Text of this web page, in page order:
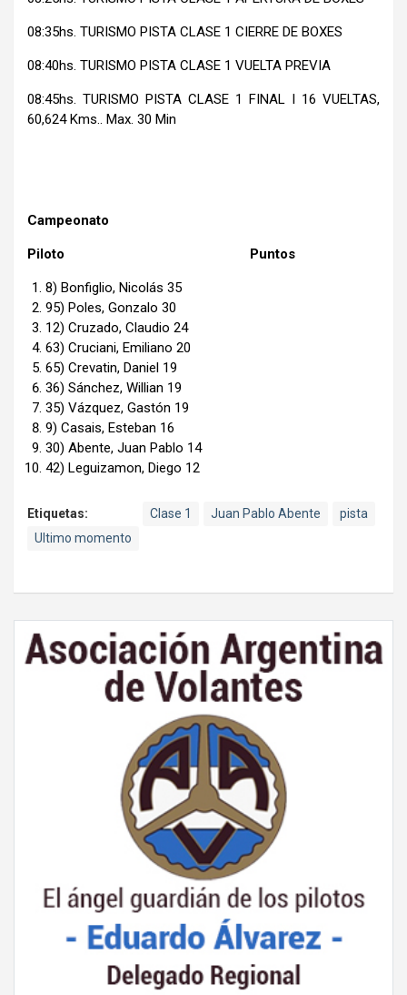
08:35hs. TURISMO PISTA CLASE 1 CIERRE DE BOXES
08:40hs. TURISMO PISTA CLASE 1 VUELTA PREVIA
08:45hs. TURISMO PISTA CLASE 1 FINAL I 16 VUELTAS,
60,624 Kms.. Max. 30 Min
Campeonato
Piloto Puntos
8) Bonfiglio, Nicolás 35
95) Poles, Gonzalo 30
12) Cruzado, Claudio 24
63) Cruciani, Emiliano 20
65) Crevatin, Daniel 19
36) Sánchez, Willian 19
35) Vázquez, Gastón 19
9) Casais, Esteban 16
30) Abente, Juan Pablo 14
42) Leguizamon, Diego 12
Etiquetas: Clase 1 Juan Pablo Abente
pista
Ultimo momento